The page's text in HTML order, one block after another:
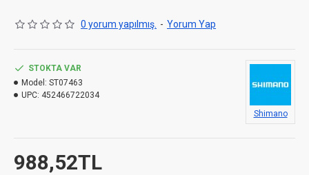
0 yorum yapılmış. - Yorum Yap
988,52TL
STOKTA VAR
Model: ST07463
UPC: 452466722034
Shimano